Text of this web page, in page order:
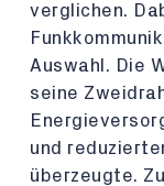
verglichen.
Auswahl. Die
seine
und
überzeugte.